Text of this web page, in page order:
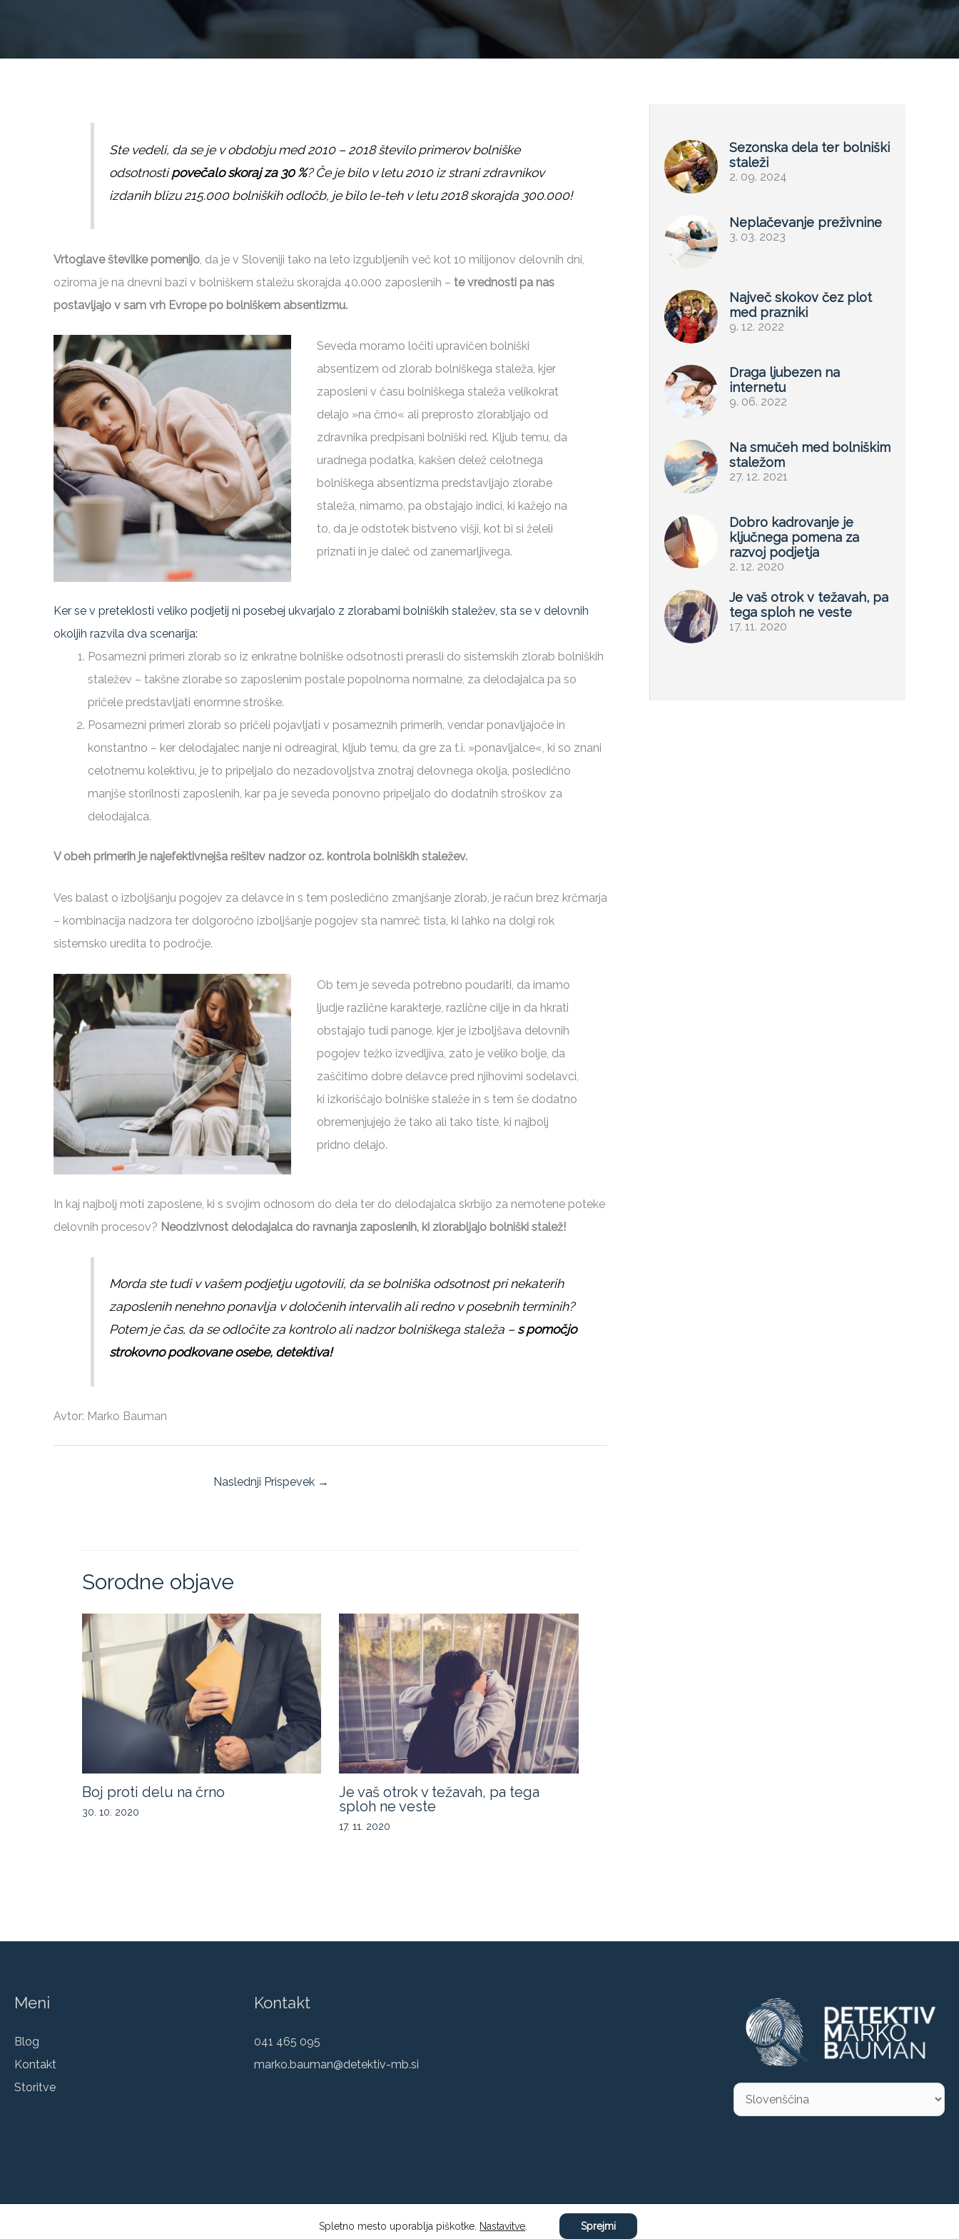
Ste vedeli, da se je v obdobju med 2010 – 2018 število primerov bolniške
odsotnostipovečalo skoraj za 30 %? Če je bilo v letu 2010 iz strani zdravnikov
izdanih blizu 215.000 bolniških odločb, je bilo le-teh v letu 2018 skorajda 300.000!
Vrtoglave številke pomenijo, da je v Sloveniji tako na leto izgubljenih več kot 10 milijonov delovnih dni,
oziroma je na dnevni bazi v bolniškem staležu skorajda 40.000 zaposlenih – te vrednosti pa nas
postavljajo v sam vrh Evrope po bolniškem absentizmu.
Seveda moramo ločiti upravičen bolniški
absentizem od zlorab bolniškega staleža, kjer
zaposleni v času bolniškega staleža velikokrat
delajo »na črno« ali preprosto zlorabljajo od
zdravnika predpisani bolniški red. Kljub temu, da
uradnega podatka, kakšen delež celotnega
bolniškega absentizma predstavljajo zlorabe
staleža, nimamo, pa obstajajo indici, ki kažejo na
to, da je odstotek bistveno višji, kot bi si želeli
priznati in je daleč od zanemarljivega.
Ker se v preteklosti veliko podjetij ni posebej ukvarjalo z zlorabami bolniških staležev, sta se v delovnih
okoljih razvila dva scenarija:
Posamezni primeri zlorab so iz enkratne bolniške odsotnosti prerasli do sistemskih zlorab bolniških
staležev – takšne zlorabe so zaposlenim postale popolnoma normalne, za delodajalca pa so
pričele predstavljati enormne stroške.
Posamezni primeri zlorab so pričeli pojavljati v posameznih primerih, vendar ponavljajoče in
konstantno – ker delodajalec nanje ni odreagiral, kljub temu, da gre za t.i. »ponavljalce«, ki so znani
celotnemu kolektivu, je to pripeljalo do nezadovoljstva znotraj delovnega okolja, posledično
manjše storilnosti zaposlenih, kar pa je seveda ponovno pripeljalo do dodatnih stroškov za
delodajalca.
V obeh primerih je najefektivnejša rešitev nadzor oz. kontrola bolniških staležev.
Ves balast o izboljšanju pogojev za delavce in s tem posledično zmanjšanje zlorab, je račun brez krčmarja
– kombinacija nadzora ter dolgoročno izboljšanje pogojev sta namreč tista, ki lahko na dolgi rok
sistemsko uredita to področje.
Ob tem je seveda potrebno poudariti, da imamo
ljudje različne karakterje, različne cilje in da hkrati
obstajajo tudi panoge, kjer je izboljšava delovnih
pogojev težko izvedljiva, zato je veliko bolje, da
zaščitimo dobre delavce pred njihovimi sodelavci,
ki izkoriščajo bolniške staleže in s tem še dodatno
obremenjujejo že tako ali tako tiste, ki najbolj
pridno delajo.
In kaj najbolj moti zaposlene, ki s svojim odnosom do dela ter do delodajalca skrbijo za nemotene poteke
delovnih procesov? Neodzivnost delodajalca do ravnanja zaposlenih, ki zlorabljajo bolniški stalež!
Morda ste tudi v vašem podjetju ugotovili, da se bolniška odsotnost pri nekaterih
zaposlenih nenehno ponavlja v določenih intervalih ali redno v posebnih terminih?
Potem je čas, da se odločite za kontrolo ali nadzor bolniškega staleža – s pomočjo
strokovno podkovane osebe, detektiva!
Avtor: Marko Bauman
Naslednji Prispevek →
Sorodne objave
Boj proti delu na črno
30. 10. 2020
Je vaš otrok v težavah, pa tega
sploh ne veste
17. 11. 2020
Sezonska dela ter bolniški
staleži
2. 09. 2024
Neplačevanje preživnine
3. 03. 2023
Največ skokov čez plot
med prazniki
9. 12. 2022
Draga ljubezen na
internetu
9. 06. 2022
Na smučeh med bolniškim
staležom
27. 12. 2021
Dobro kadrovanje je
ključnega pomena za
razvoj podjetja
2. 12. 2020
Je vaš otrok v težavah, pa
tega sploh ne veste
17. 11. 2020
Meni
Blog
Kontakt
Storitve
Kontakt
041 465 095
marko.bauman@detektiv-mb.si
Choose
language
Spletno mesto uporablja piškotke. Nastavitve Sprejmi